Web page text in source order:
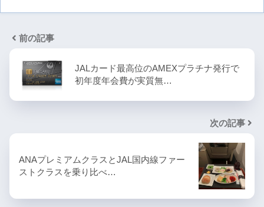
前の記事
JALカード最高位のAMEXプラチナ発行で
初年度年会費が実質無…
次の記事
ANAプレミアムクラスとJAL国内線ファー
ストクラスを乗り比べ…